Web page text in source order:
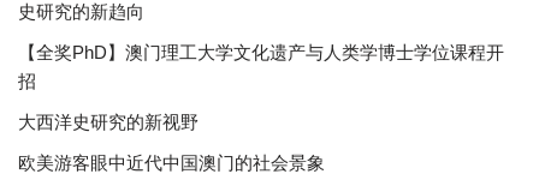
史研究的新趋向
【全奖PhD】澳门理工大学文化遗产与人类学博士学位课程开
招
大西洋史研究的新视野
欧美游客眼中近代中国澳门的社会景象